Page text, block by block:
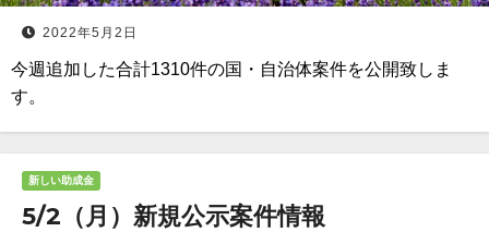
2022年5月2日
今週追加した合計1310件の国・自治体案件を公開致しま
す。
新しい助成金
5/2（月）新規公示案件情報